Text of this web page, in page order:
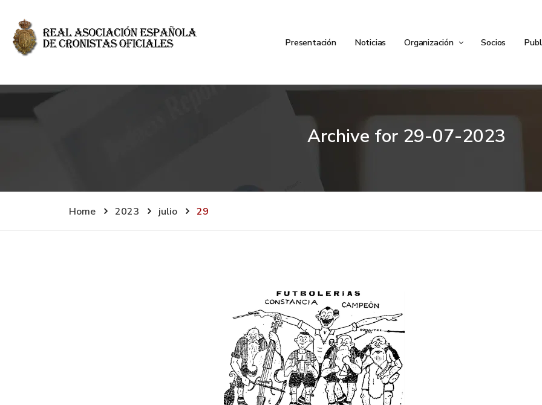
Presentación Noticias Organización Socios
Archive for 29-07-2023
Home 2023 julio 29